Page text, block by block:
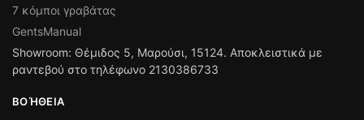
7 κόμποι γραβάτας
GentsManual
Showroom: Θέμιδος 5, Μαρούσι, 15124. Αποκλειστικά με
ραντεβού στο τηλέφωνο 2130386733
ΒΟΉΘΕΙΑ